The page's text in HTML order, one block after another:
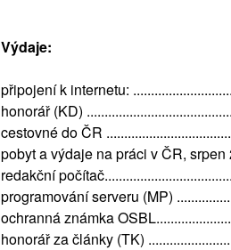
Výdaje:
připojení k internetu:
honorář (KD)
cestovné do ČR
pobyt a výdaje na práci v ČR, srpen
redakční
programování serveru (MP)
ochranná známka
honorář za články (TK)